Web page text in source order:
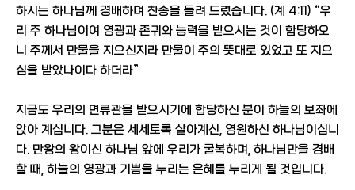
하시는 하나님께 경배하며 찬송을 돌려 드렸습니다. (계 4:11) “우
리 주 하나님이여 영광과 존귀와 능력을 받으시는 것이 합당하오
니 주께서 만물을 지으신지라 만물이 주의 뜻대로 있었고 또 지으
심을 받았나이다 하더라”
지금도 우리의 면류관을 받으시기에 합당하신 분이 하늘의 보좌에
앉아 계십니다. 그분은 세세토록 살아계신, 영원하신 하나님이십니
다. 만왕의 왕이신 하나님 앞에 우리가 굴복하며, 하나님만을 경배
할 때, 하늘의 영광과 기쁨을 누리는 은혜를 누리게 될 것입니다.